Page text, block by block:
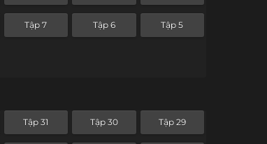
Tập 7 Tập 6 Tập 5
Tập 31 Tập 30 Tập 29